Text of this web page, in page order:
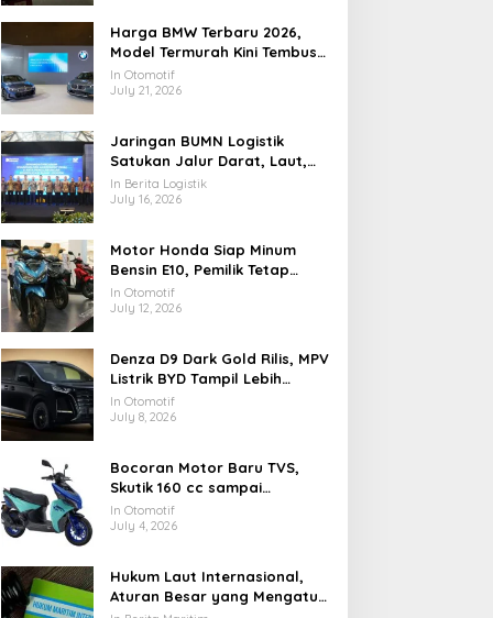
BMW Terbaru 2026,
Termurah Kini
Rp1 Miliar
Unit
Harga BMW Terbaru 2026,
Model Termurah Kini Tembus
Rp1 Miliar
In Otomotif
July 21, 2026
Jaringan BUMN Logistik
Satukan Jalur Darat, Laut,
dan Distribusi Nasional
In Berita Logistik
July 16, 2026
Motor Honda Siap Minum
Bensin E10, Pemilik Tetap
Wajib Cek Buku Manual
In Otomotif
July 12, 2026
Denza D9 Dark Gold Rilis, MPV
Listrik BYD Tampil Lebih
Elegan
In Otomotif
July 8, 2026
Bocoran Motor Baru TVS,
Skutik 160 cc sampai
Adventure Masuk Radar
In Otomotif
July 4, 2026
Hukum Laut Internasional,
Aturan Besar yang Mengatur